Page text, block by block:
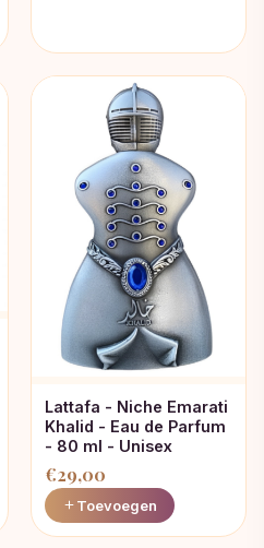
Lattafa - Niche Emarati
Khalid - Eau de Parfum
- 80 ml - Unisex
€29,00
Toevoegen